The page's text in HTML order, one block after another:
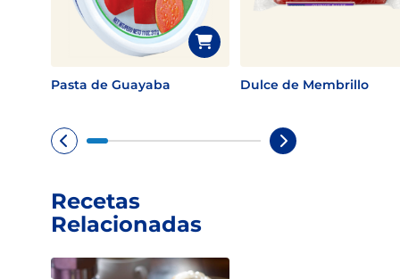
Pasta de Guayaba Dulce de Membrillo
Recetas
Relacionadas